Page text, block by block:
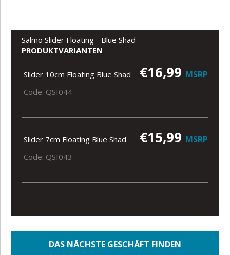
Salmo Slider Floating - Blue Shad
PRODUKTVARIANTEN
Slider 10cm Floating Blue Shad €16,99 MSRP
Code: QSI044
Slider 7cm Floating Blue Shad €15,99 MSRP
Code: QSI043
DAS NÄCHSTE GESCHÄFT FINDEN